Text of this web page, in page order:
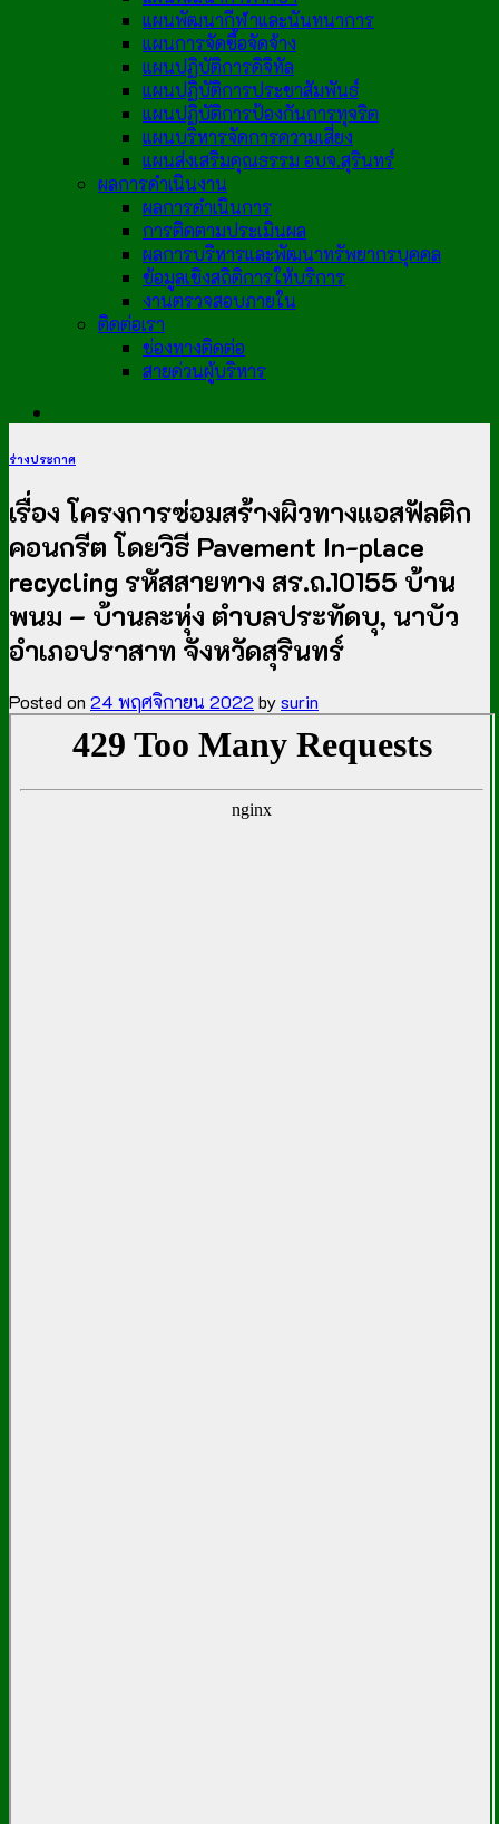
แผนพัฒนากีฬาและนันทนาการ
แผนการจัดซื้อจัดจ้าง
แผนปฏิบัติการดิจิทัล
แผนปฏิบัติการประชาสัมพันธ์
แผนปฏิบัติการป้องกันการทุจริต
แผนบริหารจัดการความเสี่ยง
แผนส่งเสริมคุณธรรม อบจ.สุรินทร์
ผลการดำเนินงาน
ผลการดำเนินการ
การติดตามประเมินผล
ผลการบริหารและพัฒนาทรัพยากรบุคคล
ข้อมูลเชิงสถิติการให้บริการ
งานตรวจสอบภายใน
ติดต่อเรา
ช่องทางติดต่อ
สายด่วนผู้บริหาร
ร่างประกาศ
เรื่อง โครงการซ่อมสร้างผิวทางแอสฟัลติก
คอนกรีต โดยวิธี Pavement In-place
recycling รหัสสายทาง สร.ถ.10155 บ้าน
พนม – บ้านละหุ่ง ตำบลประทัดบุ, นาบัว
อำเภอปราสาท จังหวัดสุรินทร์
Posted on 24 พฤศจิกายน 2022 bysurin